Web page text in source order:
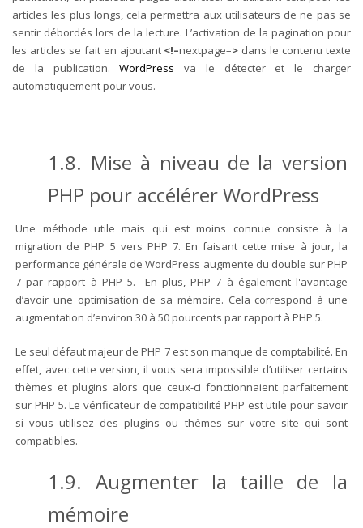
articles les plus longs, cela permettra aux utilisateurs de ne pas se
sentir débordés lors de la lecture. L’activation de la pagination pour
les articles se fait en ajoutant <!–nextpage–> dans le contenu texte
de la publication.WordPress va le détecter et le charger
automatiquement pour vous.
1.8. Mise à niveau de la version
PHP pour accélérer WordPress
Une méthode utile mais qui est moins connue consiste à la
migration de PHP 5 vers PHP 7. En faisant cette mise à jour, la
performance générale de WordPress augmente du double sur PHP
7 par rapport à PHP 5. En plus, PHP 7 à également l'avantage
d’avoir une optimisation de sa mémoire. Cela correspond à une
augmentation d’environ 30 à 50 pourcents par rapport à PHP 5.
Le seul défaut majeur de PHP 7 est son manque de comptabilité. En
effet, avec cette version, il vous sera impossible d’utiliser certains
thèmes et plugins alors que ceux-ci fonctionnaient parfaitement
sur PHP 5. Le vérificateur de compatibilité PHP est utile pour savoir
si vous utilisez des plugins ou thèmes sur votre site qui sont
compatibles.
1.9. Augmenter la taille de la
mémoire